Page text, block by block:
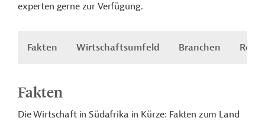
experten gerne zur Verfügung.
Fakten Wirtschaftsumfeld Branchen Recht
Fakten
Die Wirtschaft in Südafrika in Kürze: Fakten zum Land